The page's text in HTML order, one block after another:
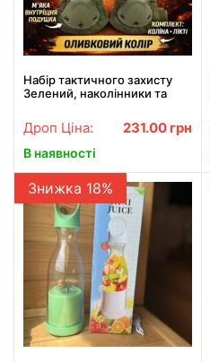
Набір тактичного захисту
Зелений, наколінники та
Дроп Ціна: 231.00 грн
В наявності
Знижка 18%